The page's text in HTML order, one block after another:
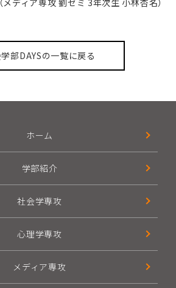
部DAYSの一覧に戻る
ホーム
学部紹介
社会学専攻
心理学専攻
メディア専攻